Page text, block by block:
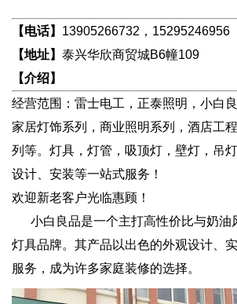
【电话】 13905266732，15295246956
【地址】 泰兴华欣商贸城B6幢109
【介绍】
经营范围：雷士电工，正泰照明，小白
家居灯饰系列，商业照明系列，酒店工
列等。灯具，灯管，吸顶灯，壁灯，吊灯
设计、安装等一站式服务！
欢迎新老客户光临惠顾！
小白良品是一个主打高性价比与奶油
灯具品牌。其产品以出色的外观设计、
服务，成为许多家庭装修的选择。